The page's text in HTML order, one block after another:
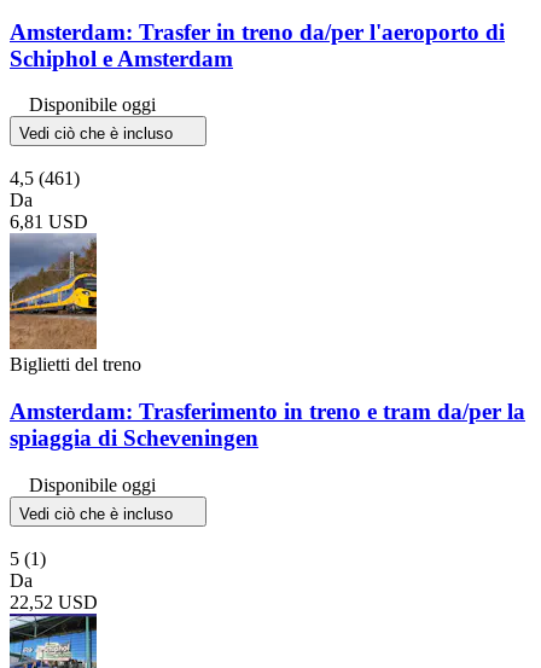
Amsterdam: Trasfer in treno da/per l'aeroporto di
Schiphol e Amsterdam
Disponibile oggi
Vedi ciò che è incluso
4,5 (461)
Da
6,81 USD
Biglietti del treno
Amsterdam: Trasferimento in treno e tram da/per la
spiaggia di Scheveningen
Disponibile oggi
Vedi ciò che è incluso
5 (1)
Da
22,52 USD